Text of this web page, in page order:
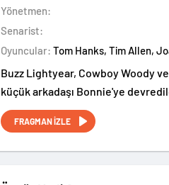
Yönetmen:
Senarist:
Oyuncular:
Tom
Buzz Lightyear, Cowboy Woody
küçük arkadaşı Bonnie'ye
ve yeni bir macera başlıyor.
FRAGMAN İZLE